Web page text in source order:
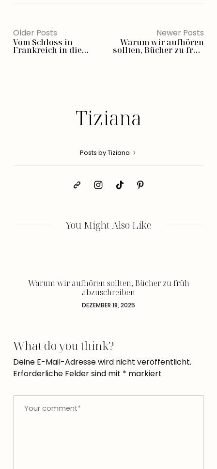
Older Posts
Vom Schloss in
Frankreich in die
Newer Posts
Warum wir aufhören
sollten, Bücher zu früh
Tiziana
Posts by Tiziana
You Might Also Like
Warum wir aufhören sollten, Bücher zu früh
abzuschreiben
DEZEMBER 18, 2025
What do you think?
Deine E-Mail-Adresse wird nicht veröffentlicht.
Erforderliche Felder sind mit * markiert